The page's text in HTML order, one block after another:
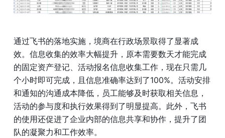
通过飞书的落地实施，境商在行政场景取得了显著成
效。信息收集的效率大幅提升，原本需要数天才能完成
的固定资产登记、活动报名信息收集工作，现在只需几
个小时即可完成，且信息准确率达到了100%。活动安排
和通知的沟通成本降低，员工能够及时获取相关信息，
活动的参与度和执行效果得到了明显提高。此外，飞书
的使用还促进了企业内部的信息共享和协作，提升了团
队的凝聚力和工作效率。